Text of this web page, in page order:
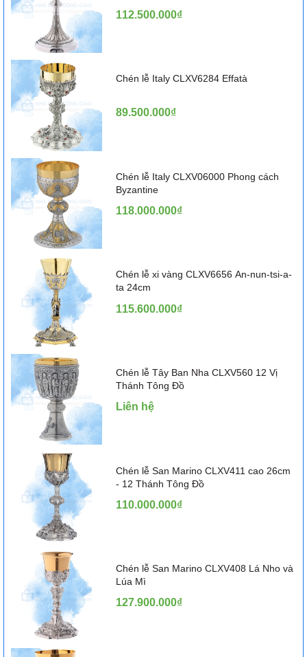
112.500.000₫
Chén lễ Italy CLXV6284 Effatà
89.500.000₫
Chén lễ Italy CLXV06000 Phong cách
Byzantine
118.000.000₫
Chén lễ xi vàng CLXV6656 An-nun-tsi-a-
ta 24cm
115.600.000₫
Chén lễ Tây Ban Nha CLXV560 12 Vị
Thánh Tông Đồ
Liên hệ
Chén lễ San Marino CLXV411 cao 26cm
- 12 Thánh Tông Đồ
110.000.000₫
Chén lễ San Marino CLXV408 Lá Nho và
Lúa Mì
127.900.000₫